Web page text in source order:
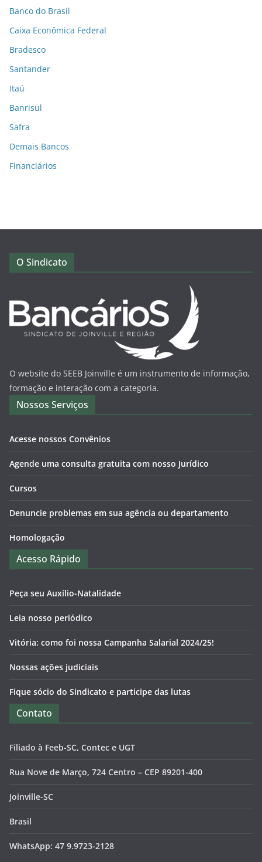
Banco do Brasil
Caixa Econômica Federal
Bradesco
Santander
Itaú
Banrisul
Safra
Demais Bancos
Financiários
O Sindicato
O website do SEEB Joinville é um instrumento de informação,
formação e interação com a categoria.
Nossos Serviços
Acesse nossos Convênios
Agende uma consulta gratuita com nosso Jurídico
Cursos
Denuncie problemas em sua agência ou departamento
Homologação
Acesso Rápido
Peça seu Auxílio-Natalidade
Leia nosso periódico
Vitória: como foi nossa Campanha Salarial 2024/25!
Nossas ações judiciais
Fique sócio do Sindicato e participe das lutas
Contato
Filiado à Feeb-SC, Contec e UGT
Rua Nove de Março, 724 Centro – CEP 89201-400
Joinville-SC
Brasil
WhatsApp: 47 9.9723-2128